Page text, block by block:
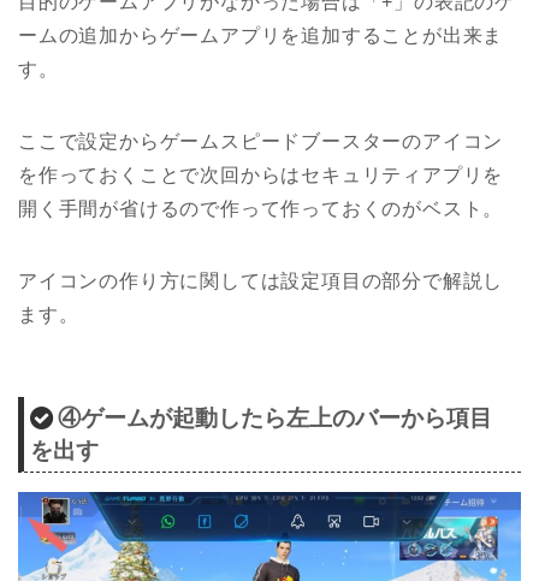
ームの追加からゲームアプリを追加することが出来ま
す。
ここで設定からゲームスピードブースターのアイコン
を作っておくことで次回からはセキュリティアプリを
開く手間が省けるので作って作っておくのがベスト。
アイコンの作り方に関しては設定項目の部分で解説し
ます。
④ゲームが起動したら左上のバーから項目
を出す